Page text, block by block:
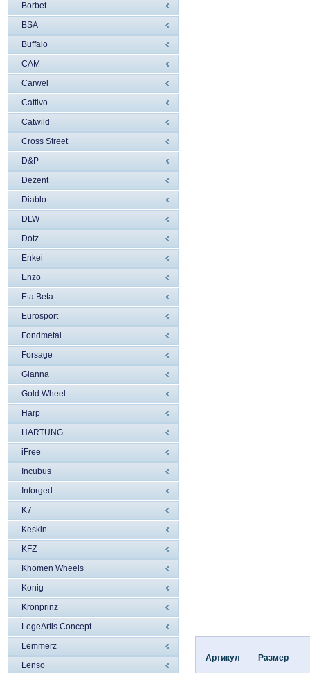
Borbet
BSA
Buffalo
CAM
Carwel
Cattivo
Catwild
Cross Street
D&P
Dezent
Diablo
DLW
Dotz
Enkei
Enzo
Eta Beta
Eurosport
Fondmetal
Forsage
Gianna
Gold Wheel
Harp
HARTUNG
iFree
Incubus
Inforged
K7
Keskin
KFZ
Khomen Wheels
Konig
Kronprinz
LegeArtis Concept
Lemmerz
Lenso
Артикул Размер